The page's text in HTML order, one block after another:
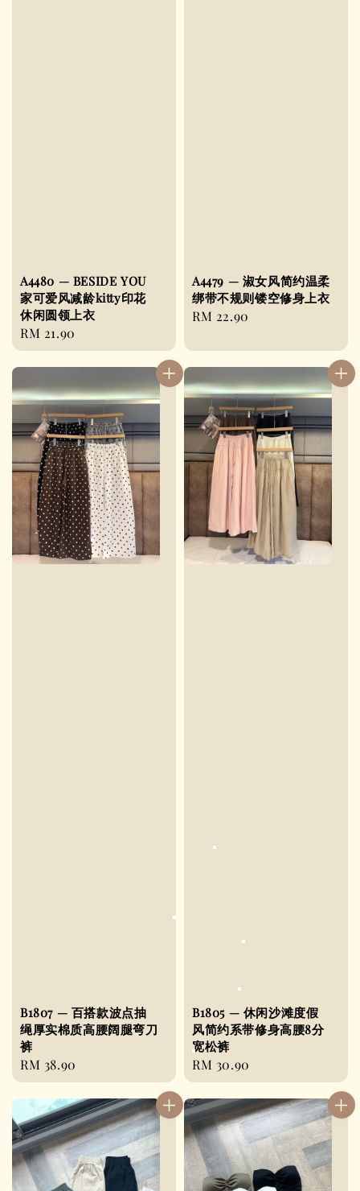
A4480 — BESIDE YOU
家可爱风减龄kitty印花
休闲圆领上衣
Regular
price
RM 21.90
A4479 — 淑女风简约温柔
绑带不规则镂空修身上衣
Regular
RM 22.90
B1807 — 百搭款波点抽
绳厚实棉质高腰阔腿弯刀
裤
Regular
price
RM 38.90
B1805 — 休闲沙滩度假
风简约系带修身高腰8分
宽松裤
Regular
price
RM 30.90